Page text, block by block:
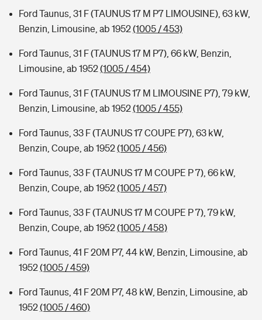
Ford Taunus, 31 F (TAUNUS 17 M P7 LIMOUSINE), 63 kW,
Benzin, Limousine, ab 1952(1005 / 453)
Ford Taunus, 31 F (TAUNUS 17 M P7), 66 kW, Benzin,
Limousine, ab 1952(1005 / 454)
Ford Taunus, 31 F (TAUNUS 17 M LIMOUSINE P7), 79 kW,
Benzin, Limousine, ab 1952(1005 / 455)
Ford Taunus, 33 F (TAUNUS 17 COUPE P7), 63 kW,
Benzin, Coupe, ab 1952(1005 / 456)
Ford Taunus, 33 F (TAUNUS 17 M COUPE P 7), 66 kW,
Benzin, Coupe, ab 1952(1005 / 457)
Ford Taunus, 33 F (TAUNUS 17 M COUPE P 7), 79 kW,
Benzin, Coupe, ab 1952(1005 / 458)
Ford Taunus, 41 F 20M P7, 44 kW, Benzin, Limousine, ab
1952(1005 / 459)
Ford Taunus, 41 F 20M P7, 48 kW, Benzin, Limousine, ab
1952(1005 / 460)